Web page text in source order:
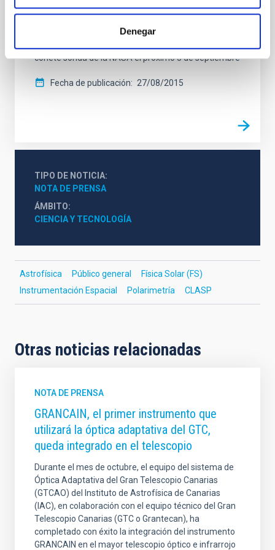
Denegar
Sol
Este experimento, liderado por Estados Unidos,
cohete sonda de la NASA el próximo 3 de septiembre
Fecha de publicación 27/08/2015
TIPO DE NOTICIA
NOTA DE PRENSA
ÁMBITO
CIENCIA Y TECNOLOGÍA
Astrofísica Público general
Física Solar (FS)
Instrumentación Espacial
Polarimetría CLASP
Otras noticias relacionadas
NOTA DE PRENSA
GRANCAIN, el primer instrumento que
utilizará la óptica adaptativa del GTC,
queda integrado en el telescopio
Durante el mes de octubre, el equipo del sistema de
Óptica Adaptativa del Gran Telescopio Canarias
(GTCAO) del Instituto de Astrofísica de Canarias
(IAC), en colaboración con el equipo técnico del Gran
Telescopio Canarias (GTC o Grantecan), ha
completado con éxito la integración del instrumento
GRANCAIN en el mayor telescopio óptico e infrarrojo